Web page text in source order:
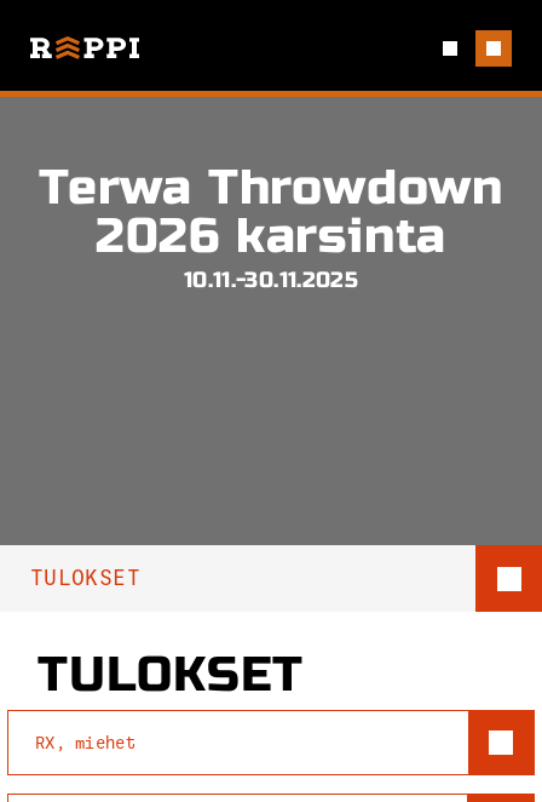
Terwa Throwdown
2026 karsinta
10.11.-30.11.2025
TULOKSET
TULOKSET
RX, miehet